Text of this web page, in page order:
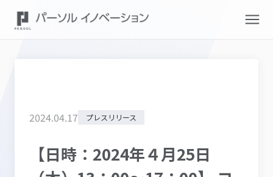
2024.04.17 プレスリリース
【日時：2024年４月25日